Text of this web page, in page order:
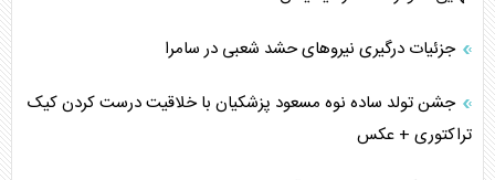
جزئیات درگیری نیرو‌های حشد شعبی در سامرا
جشن تولد ساده نوه مسعود پزشکیان با خلاقیت درست کردن کیک
تراکتوری + عکس